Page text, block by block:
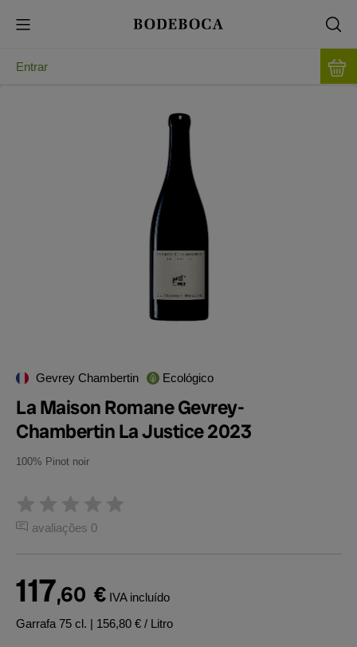
Entrar
Gevrey Chambertin Ecológico
La Maison Romane Gevrey-
Chambertin La Justice 2023
100% Pinot noir
avaliações 0
117,60 € IVA incluído
Garrafa 75 cl. | 156,80 € / Litro